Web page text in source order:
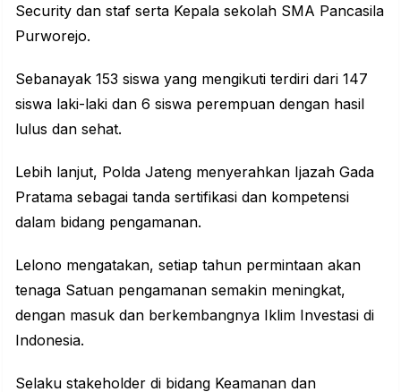
Security dan staf serta Kepala sekolah SMA Pancasila
Purworejo.
Sebanayak 153 siswa yang mengikuti terdiri dari 147
siswa laki-laki dan 6 siswa perempuan dengan hasil
lulus dan sehat.
Lebih lanjut, Polda Jateng menyerahkan Ijazah Gada
Pratama sebagai tanda sertifikasi dan kompetensi
dalam bidang pengamanan.
Lelono mengatakan, setiap tahun permintaan akan
tenaga Satuan pengamanan semakin meningkat,
dengan masuk dan berkembangnya Iklim Investasi di
Indonesia.
Selaku stakeholder di bidang Keamanan dan